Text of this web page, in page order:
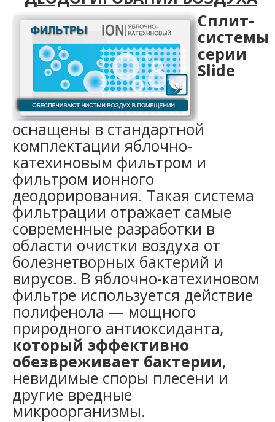
Сплит-
системы
серии
Slide
оснащены в стандартной
комплектации яблочно-
катехиновым фильтром и
фильтром ионного
деодорирования. Такая система
фильтрации отражает самые
современные разработки в
области очистки воздуха от
болезнетворных бактерий и
вирусов. В яблочно-катехиновом
фильтре используется действие
полифенола — мощного
природного антиоксиданта,
который эффективно
обезвреживает бактерии,
невидимые споры плесени и
другие вредные
микроорганизмы.